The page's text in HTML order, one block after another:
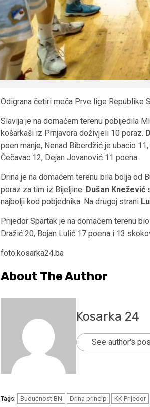
Odigrana četiri meča Prve lige Republike
Slavija je na domaćem terenu pobijedila
košarkaši iz Prnjavora doživjeli 10 poraz.
poen manje, Nenad Biberdžić je ubacio
Čečavac 12, Dejan Jovanović 11 poena.
Drina je na domaćem terenu bila bolja od
poraz za tim iz Bijeljine. Dušan Knežević
najbolji kod pobjednika. Na drugoj strani
Prijedor Spartak je na domaćem terenu
Dražić 20, Bojan Lulić 17 poena i 13
foto.kosarka24.ba
About The Author
Kosarka 24
See author's
Tags: Budućnost BN Drina princip KK Prijedor